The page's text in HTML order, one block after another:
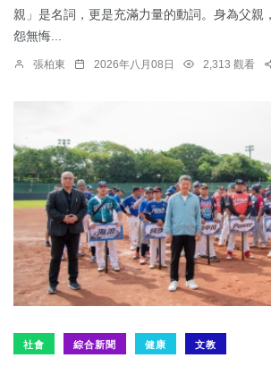
親」是名詞，更是充滿力量的動詞。身為父親
怨無悔...
張柏東 2026年八月08日 2,313 觀看
社會 綜合新聞 健康 文教